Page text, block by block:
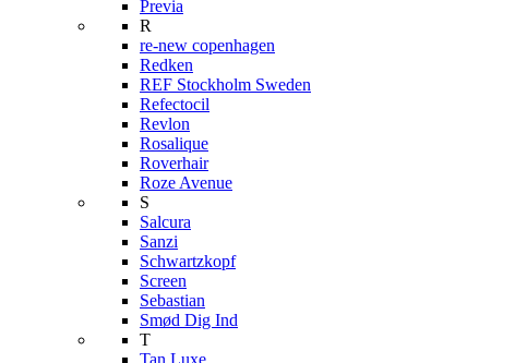
Previa
R
re-new copenhagen
Redken
REF Stockholm Sweden
Refectocil
Revlon
Rosalique
Roverhair
Roze Avenue
S
Salcura
Sanzi
Schwartzkopf
Screen
Sebastian
Smød Dig Ind
T
Tan Luxe